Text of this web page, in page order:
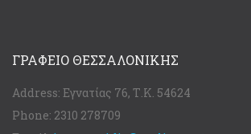
ΓΡΑΦΕΊΟ ΘΕΣΣΑΛΟΝΊΚΗΣ
Address: Εγνατίας 76, Τ.Κ. 54624
Phone: 2310 278709